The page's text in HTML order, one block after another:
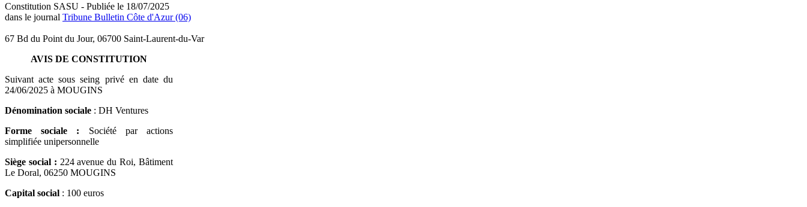
Constitution SASU - Publiée le 18/07/2025
dans le journal Tribune Bulletin Côte d'Azur (06)
67 Bd du Point du Jour, 06700 Saint-Laurent-du-Var
AVIS DE CONSTITUTION
Suivant acte sous seing privé en date du
24/06/2025 à MOUGINS
Dénomination sociale : DH Ventures
Forme sociale : Société par actions
simplifiée unipersonnelle
Siège social : 224 avenue du Roi, Bâtiment
Le Doral, 06250 MOUGINS
Capital social : 100 euros